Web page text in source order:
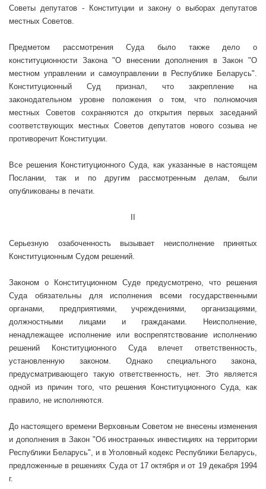
Советы депутатов - Конституции и закону о выборах депутатов
местных Советов.
Предметом рассмотрения Суда было также дело о
конституционности Закона "О внесении дополнения в Закон "О
местном управлении и самоуправлении в Республике Беларусь".
Конституционный Суд признал, что закрепление на
законодательном уровне положения о том, что полномочия
местных Советов сохраняются до открытия первых заседаний
соответствующих местных Советов депутатов нового созыва не
противоречит Конституции.
Все решения Конституционного Суда, как указанные в настоящем
Послании, так и по другим рассмотренным делам, были
опубликованы в печати.
Серьезную озабоченность вызывает неисполнение принятых
Конституционным Судом решений.
Законом о Конституционном Суде предусмотрено, что решения
Суда обязательны для исполнения всеми государственными
органами, предприятиями, учреждениями, организациями,
должностными лицами и гражданами. Неисполнение,
ненадлежащее исполнение или воспрепятствование исполнению
решений Конституционного Суда влечет ответственность,
установленную законом. Однако специального закона,
предусматривающего такую ответственность, нет. Это является
одной из причин того, что решения Конституционного Суда, как
правило, не исполняются.
До настоящего времени Верховным Советом не внесены изменения
и дополнения в Закон "Об иностранных инвестициях на территории
Республики Беларусь", и в Уголовный кодекс Республики Беларусь,
предложенные в решениях Суда от 17 октября и от 19 декабря 1994
г.